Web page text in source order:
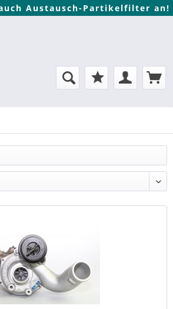
Austausch-Partikelfilter an!